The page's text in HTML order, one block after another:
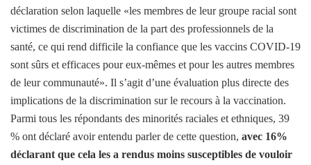
déclaration selon laquelle «les membres de leur groupe racial sont
victimes de discrimination de la part des professionnels de la
santé, ce qui rend difficile la confiance que les vaccins COVID-19
sont sûrs et efficaces pour eux-mêmes et pour les autres membres
de leur communauté». Il s’agit d’une évaluation plus directe des
implications de la discrimination sur le recours à la vaccination.
Parmi tous les répondants des minorités raciales et ethniques, 39
% ont déclaré avoir entendu parler de cette question, avec 16%
déclarant que cela les a rendus moins susceptibles de vouloir